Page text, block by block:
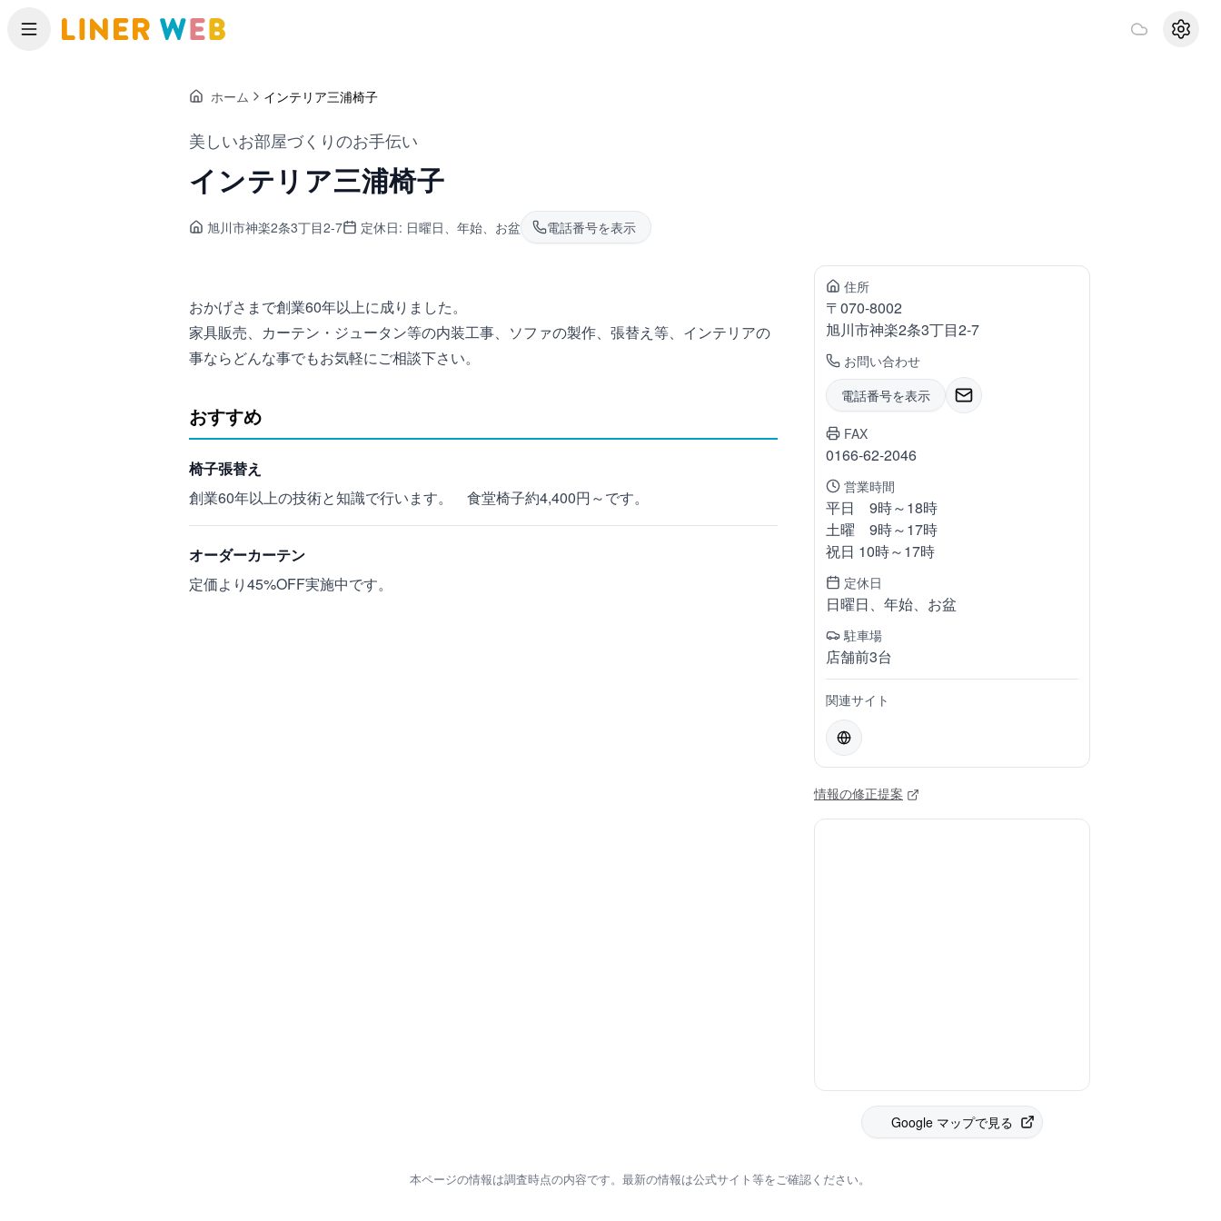
メニュー 設定
ホーム インテリア三浦椅子
美しいお部屋づくりのお手伝い
インテリア三浦椅子
旭川市神楽2条3丁目2-7 定休日: 日曜日、年始、お盆 電話番号を表示
おかげさまで創業60年以上に成りました。
家具販売、カーテン・ジュータン等の内装工事、ソファの製作、張替え等、インテリアの
事ならどんな事でもお気軽にご相談下さい。
おすすめ
椅子張替え
創業60年以上の技術と知識で行います。 食堂椅子約4,400円～です。
オーダーカーテン
定価より45%OFF実施中です。
住所
〒070-8002
旭川市神楽2条3丁目2-7
お問い合わせ
電話番号を表示
FAX
0166-62-2046
営業時間
平日 9時～18時
土曜 9時～17時
祝日 10時～17時
定休日
日曜日、年始、お盆
駐車場
店舗前3台
関連サイト
情報の修正提案
Google マップで見る
本ページの情報は調査時点の内容です。最新の情報は公式サイト等をご確認ください。